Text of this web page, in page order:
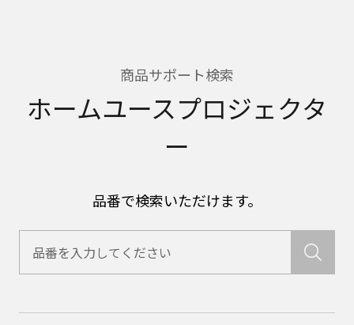
商品サポート検索
ホームユースプロジェクタ
ー
品番で検索いただけます。